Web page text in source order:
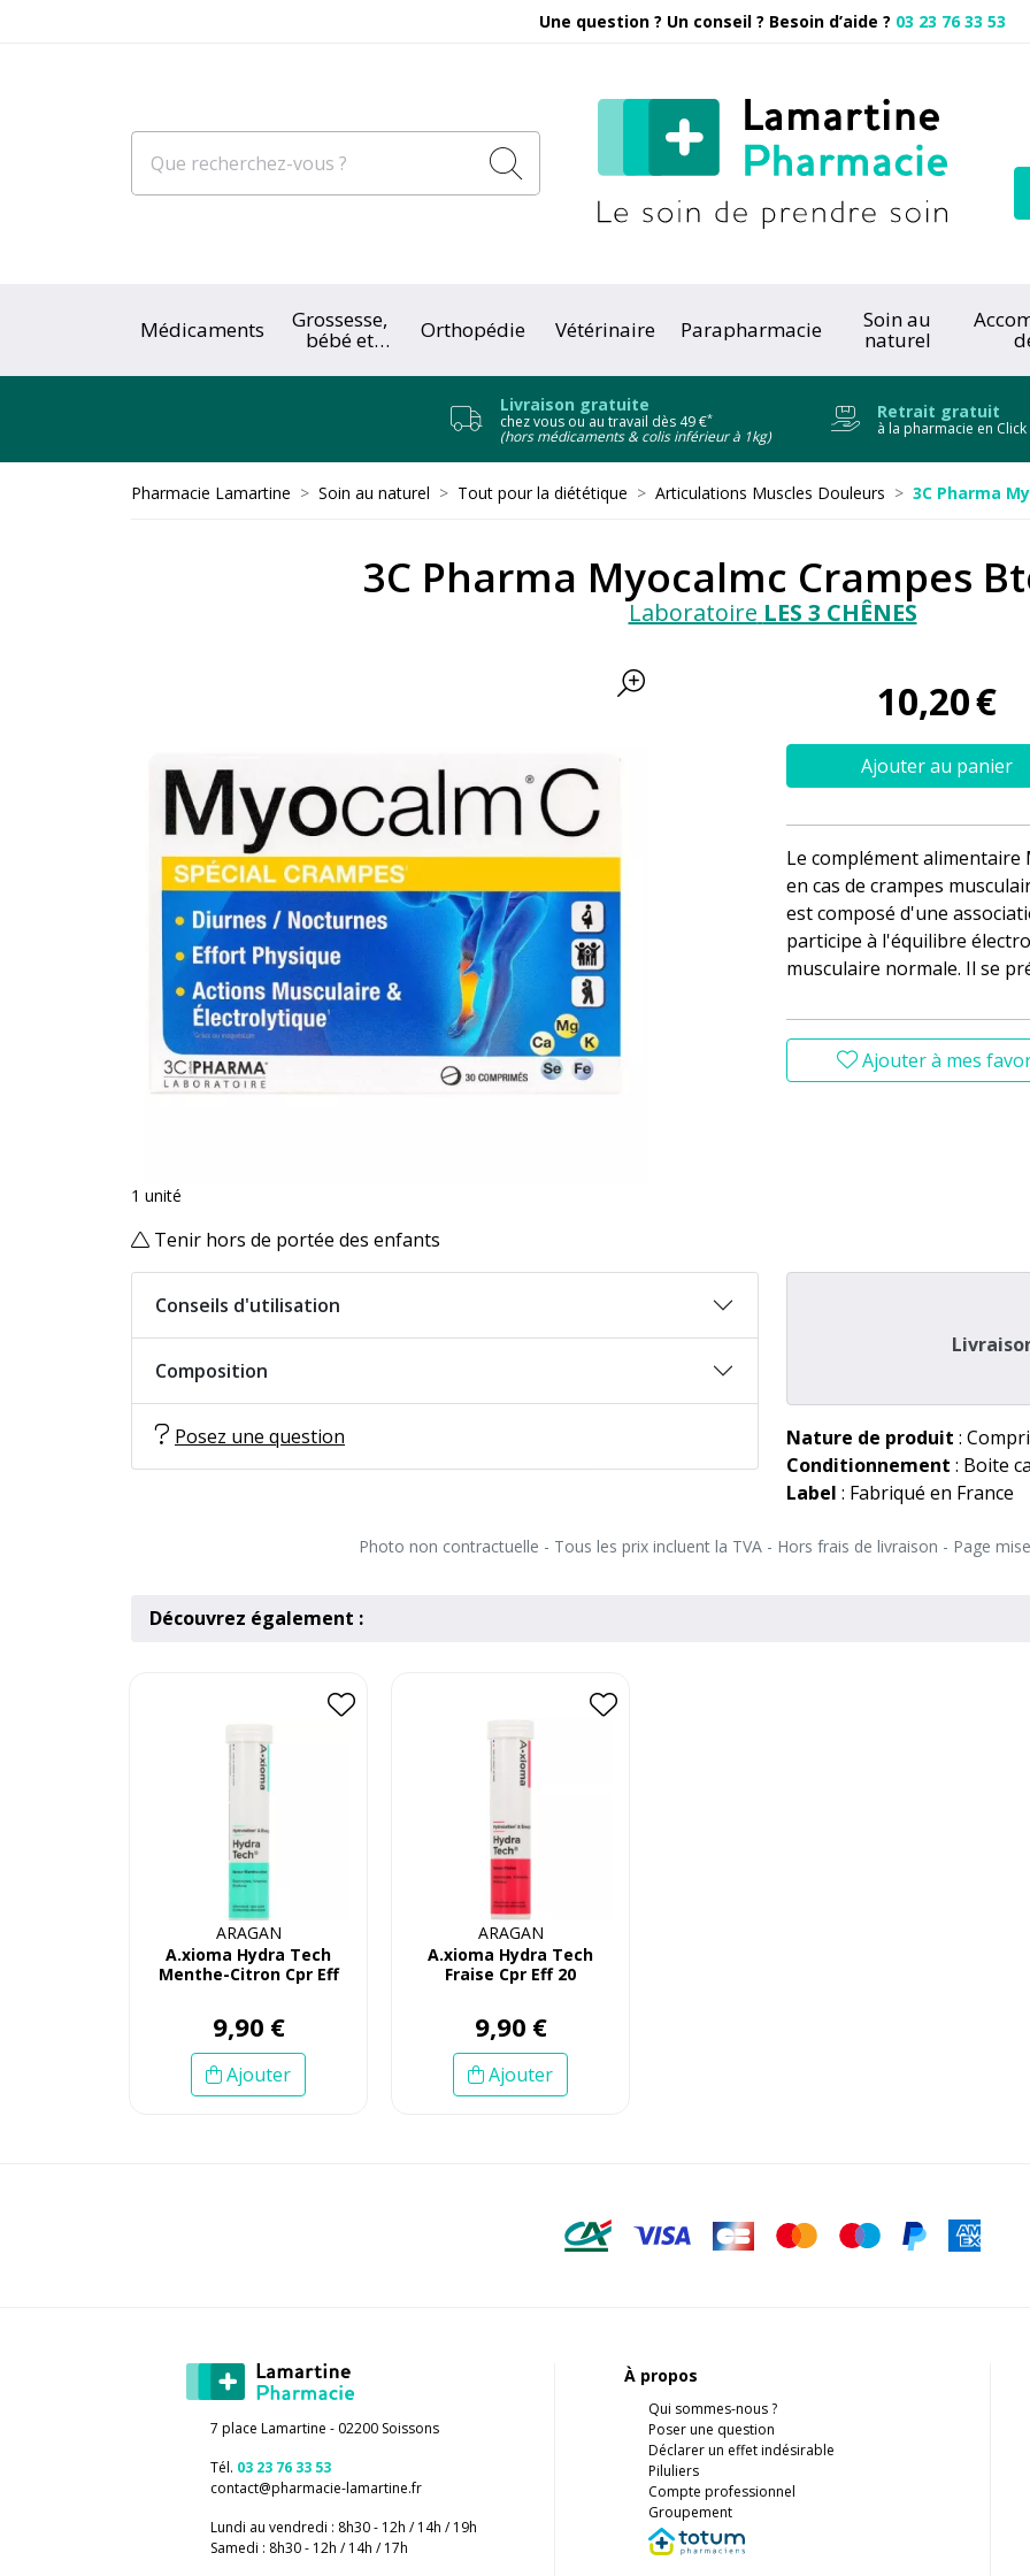
Une question ? Un conseil ? Besoin d’aide ? 03 23 76 33 53
Médicaments Grossesse,
bébé et Orthopédie Vétérinaire Parapharmacie Soin au
naturel
Livraison gratuite
chez vous ou au travail dès 49 €*
(hors médicaments & colis inférieur à 1kg)
Retrait gratuit
à la pharmacie en
Pharmacie Lamartine Soin au naturel Tout pour la diététique Articulations Muscles Douleurs 3C Pharma
3C Pharma Myocalmc Crampes
Laboratoire LES 3 CHÊNES
1 unité
Tenir hors de portée des enfants
10,20€
Ajouter au panier
Le complément alimentaire
en cas de crampes
est composé d'une
participe à l'équilibre
musculaire normale. Il se
Ajouter à mes
Conseils d'utilisation
Composition
Posez une question Nature de produit :
Conditionnement : Boite
Label : Fabriqué en France
Photo non contractuelle - Tous les prix incluent la TVA - Hors frais de livraison - Page
Découvrez également :
ARAGAN
A.xioma Hydra Tech
Menthe-Citron Cpr Eff
9,90 €
Ajouter
ARAGAN
A.xioma Hydra Tech
Fraise Cpr Eff 20
9,90 €
Ajouter
7 place Lamartine - 02200 Soissons
Tél. 03 23 76 33 53
contact@pharmacie-lamartine.fr
Lundi au vendredi : 8h30 - 12h / 14h / 19h
Samedi : 8h30 - 12h / 14h / 17h
À propos
Qui sommes-nous ?
Poser une question
Déclarer un effet indésirable
Piluliers
Compte professionnel
Groupement